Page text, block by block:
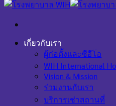
เกี่ยวกับเรา
ผู้ก่อตั้งและซีอีโอ
WIH International
Vision & Mission
ร่วมงานกับเรา
บริการเช่าสถานที่